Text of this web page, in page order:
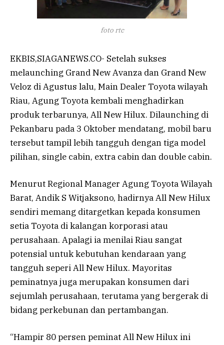
foto rtc
EKBIS,SIAGANEWS.CO- Setelah sukses
melaunching Grand New Avanza dan Grand New
Veloz di Agustus lalu, Main Dealer Toyota wilayah
Riau, Agung Toyota kembali menghadirkan
produk terbarunya, All New Hilux. Dilaunching di
Pekanbaru pada 3 Oktober mendatang, mobil baru
tersebut tampil lebih tangguh dengan tiga model
pilihan, single cabin, extra cabin dan double cabin.
Menurut Regional Manager Agung Toyota Wilayah
Barat, Andik S Witjaksono, hadirnya All New Hilux
sendiri memang ditargetkan kepada konsumen
setia Toyota di kalangan korporasi atau
perusahaan. Apalagi ia menilai Riau sangat
potensial untuk kebutuhan kendaraan yang
tangguh seperi All New Hilux. Mayoritas
peminatnya juga merupakan konsumen dari
sejumlah perusahaan, terutama yang bergerak di
bidang perkebunan dan pertambangan.
“Hampir 80 persen peminat All New Hilux ini